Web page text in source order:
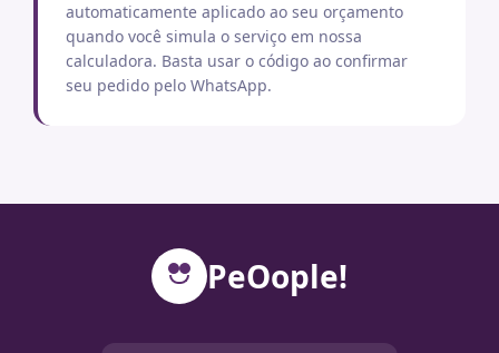
automaticamente aplicado ao seu orçamento
quando você simula o serviço em nossa
calculadora. Basta usar o código ao confirmar
seu pedido pelo WhatsApp.
PeOople!